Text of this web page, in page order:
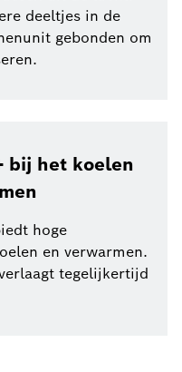
deeltjes in de
gebonden om
bij het koelen
hoge
en verwarmen.
tegelijkertijd